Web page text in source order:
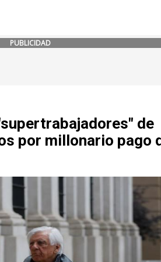
PUBLICIDAD
de
por millonario pago